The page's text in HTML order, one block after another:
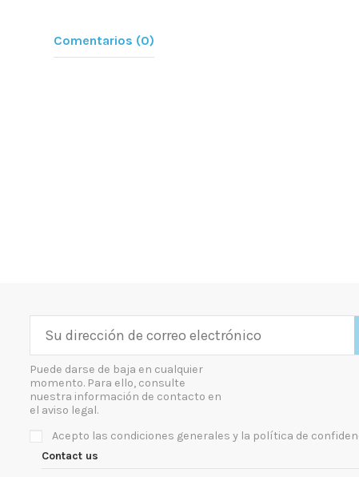
Comentarios (0)
Puede darse de baja en cualquier
momento. Para ello, consulte
nuestra información de contacto en
el aviso legal.
Acepto las condiciones generales y la política de
Contact us